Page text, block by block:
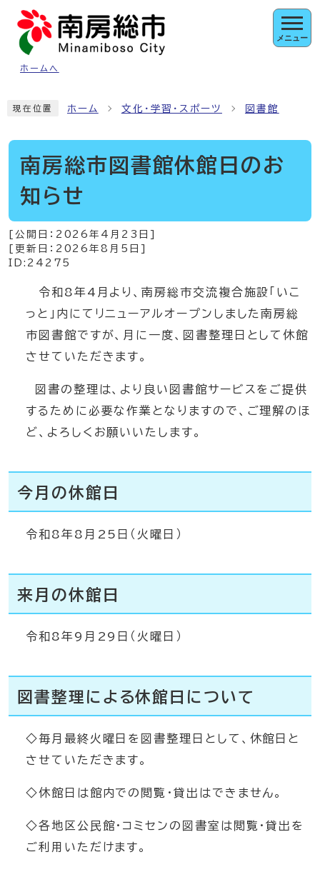
ページの先頭です
ホームへ
メニュー
現在位置 ホーム 文化・学習・スポーツ 図書館
南房総市図書館休館日のお
知らせ
[公開日： 2026年4月23日
[更新日： 2026年8月5日
ID:24275
令和8年4月より、南房総市交流複合施設「いこ
っと」内にてリニューアルオープンしました南房総
市図書館ですが、月に一度、図書整理日として休館
させていただきます。
図書の整理は、より良い図書館サービスをご提供
するために必要な作業となりますので、ご理解のほ
ど、よろしくお願いいたします。
今月の休館日
令和8年8月25日（火曜日）
来月の休館日
令和8年9月29日（火曜日）
図書整理による休館日について
◇毎月最終火曜日を図書整理日として、休館日と
させていただきます。
◇休館日は館内での閲覧・貸出はできません。
◇各地区公民館・コミセンの図書室は閲覧・貸出を
ご利用いただけます。